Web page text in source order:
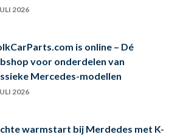
2026
is online – Dé
voor onderdelen van
Mercedes-modellen
2026
warmstart bij Merdedes met K-